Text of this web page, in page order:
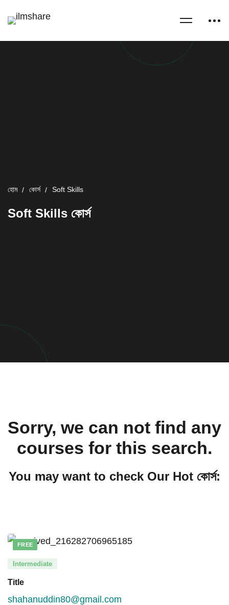
হোম কোর্স Soft Skills
Soft Skills কোর্স
Sorry, we can not find any
courses for this search.
You may want to check Our Hot কোর্স:
FREE
Intermediate
Title
shahanuddin80@gmail.com